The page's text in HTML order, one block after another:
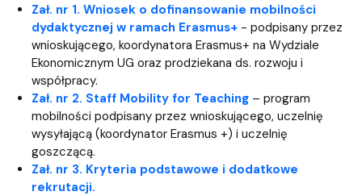
Zał. nr 1. Wniosek o dofinansowanie mobilności
dydaktycznej w ramach Erasmus+- podpisany przez
wnioskującego, koordynatora Erasmus+ na Wydziale
Ekonomicznym UG oraz prodziekana ds. rozwoju i
współpracy.
Zał. nr 2. Staff Mobility for Teaching– program
mobilności podpisany przez wnioskującego, uczelnię
wysyłającą (koordynator Erasmus +) i uczelnię
goszczącą.
Zał. nr 3. Kryteria podstawowe i dodatkowe
rekrutacji.